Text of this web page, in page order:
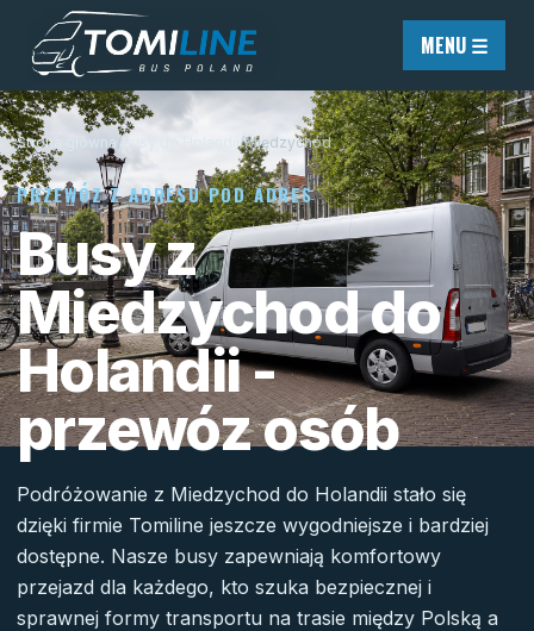
Przejdź do treści
MENU ☰
Strona główna / Busy do Holandii/Międzychód
PRZEWÓZ Z ADRESU POD ADRES
Busy z
Miedzychod do
Holandii -
przewóz osób
Podróżowanie z Miedzychod do Holandii stało się
dzięki firmie Tomiline jeszcze wygodniejsze i bardziej
dostępne. Nasze busy zapewniają komfortowy
przejazd dla każdego, kto szuka bezpiecznej i
sprawnej formy transportu na trasie między Polską a